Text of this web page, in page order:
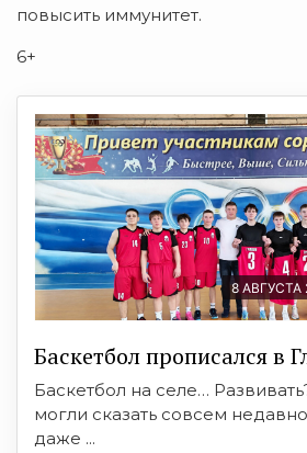
повысить иммунитет.
6+
8 АВГУСТА
Баскетбол прописался в
Баскетбол на селе…
могли сказать совсем
даже ...